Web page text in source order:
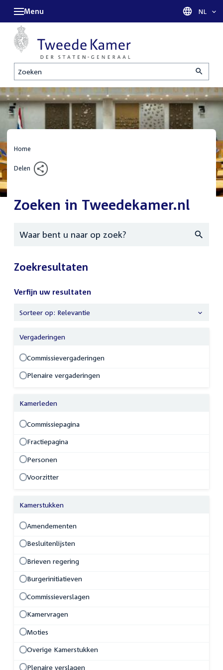
Zoeken
Menu Taal
NL
Home
Delen
Zoeken in Tweedekamer.nl
Zoeken
Zoekresultaten
Verfijn uw resultaten
resultaten
Sorteer op: Relevantie
Vergaderingen
Commissievergaderingen
Plenaire vergaderingen
Kamerleden
Commissiepagina
Fractiepagina
Personen
Voorzitter
Kamerstukken
Amendementen
Besluitenlijsten
Brieven regering
Burgerinitiatieven
Commissieverslagen
Kamervragen
Moties
Overige Kamerstukken
Plenaire verslagen